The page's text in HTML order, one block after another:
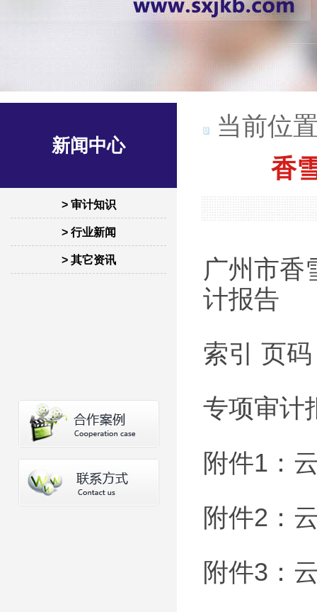
新闻中心
> 审计知识
> 行业新闻
> 其它资讯
当前位
香
广州市香
计报告
索引 页码
专项审计
附件1：
附件2：
附件3：